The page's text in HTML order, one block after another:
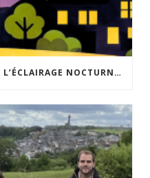
ACCEPTABILITÉ SOCIALE DE L’ÉCLAIRAGE NOCTURNE : LE REPLAY EST DISPONIBLE